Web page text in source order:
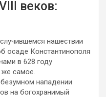
веков:
нашествии
осаде Константинополя
в 628 году
же самое.
нападении
на богохранимый